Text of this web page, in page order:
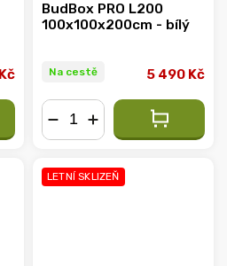
BudBox PRO L200
100x100x200cm - bílý
Na cestě 5 490 Kč
LETNÍ SKLIZEŇ